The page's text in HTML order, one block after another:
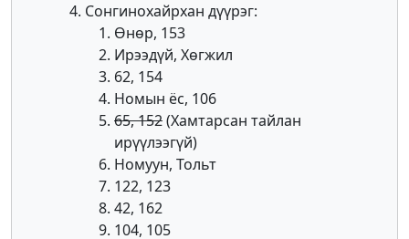
Сонгинохайрхан дүүрэг:
Өнөр, 153
Ирээдүй, Хөгжил
62, 154
Номын ёс, 106
65, 152(Хамтарсан тайлан
ирүүлээгүй)
Номуун, Тольт
122, 123
42, 162
104, 105